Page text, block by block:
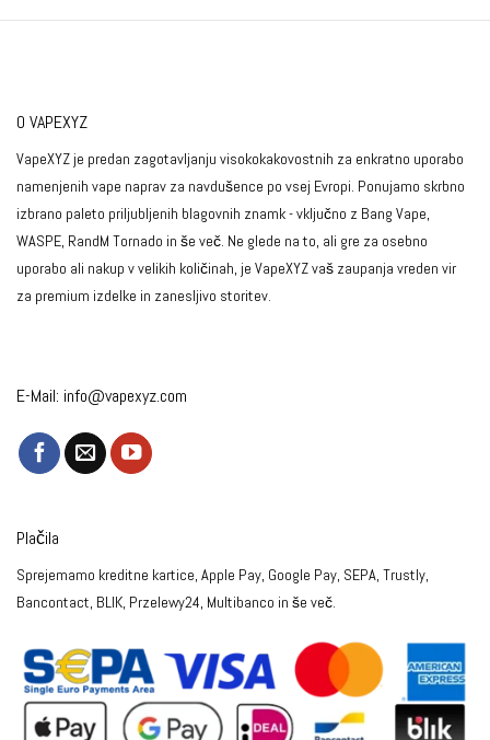
O VAPEXYZ
VapeXYZ je predan zagotavljanju visokokakovostnih za enkratno uporabo
namenjenih vape naprav za navdušence po vsej Evropi. Ponujamo skrbno
izbrano paleto priljubljenih blagovnih znamk - vključno z Bang Vape,
WASPE, RandM Tornado in še več. Ne glede na to, ali gre za osebno
uporabo ali nakup v velikih količinah, je VapeXYZ vaš zaupanja vreden vir
za premium izdelke in zanesljivo storitev.
E-Mail: info@vapexyz.com
Plačila
Sprejemamo kreditne kartice, Apple Pay, Google Pay, SEPA, Trustly,
Bancontact, BLIK, Przelewy24, Multibanco in še več.